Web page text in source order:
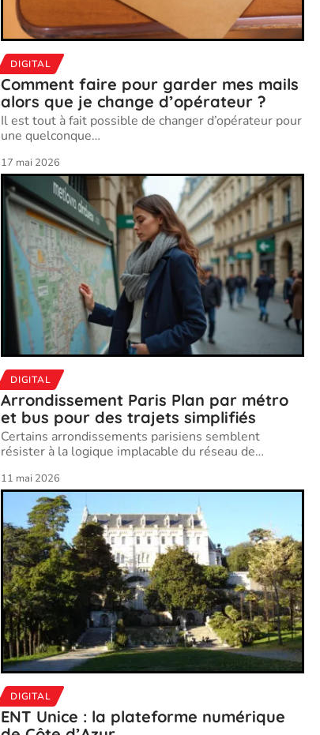
DIGITAL
Comment faire pour garder mes mails
alors que je change d’opérateur ?
Il est tout à fait possible de changer d’opérateur pour
une quelconque…
17 mai 2026
DIGITAL
Arrondissement Paris Plan par métro
et bus pour des trajets simplifiés
Certains arrondissements parisiens semblent
résister à la logique implacable du réseau de…
11 mai 2026
DIGITAL
ENT Unice : la plateforme numérique